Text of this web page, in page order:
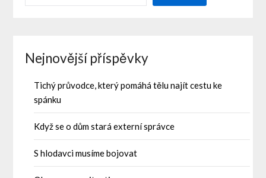
Nejnovější příspěvky
Tichý průvodce, který pomáhá tělu najít cestu ke
spánku
Když se o dům stará externí správce
S hlodavci musíme bojovat